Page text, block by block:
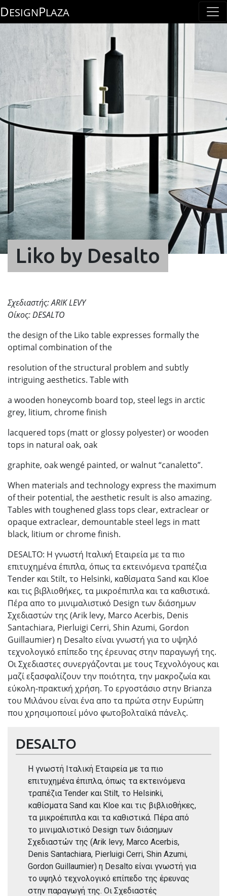
DESIGNPLAZA
Liko by Desalto
Σχεδιαστής: ARIK LEVY
Οίκος: DESALTO
the design of the Liko table expresses formally the
optimal combination of the
resolution of the structural problem and subtly
intriguing aesthetics. Table with
a wooden honeycomb board top, steel legs in arctic
grey, litium, chrome finish
lacquered tops (matt or glossy polyester) or wooden
tops in natural oak, oak
graphite, oak wengé painted, or walnut “canaletto”.
When materials and technology express the maximum
of their potential, the aesthetic result is also amazing.
Tables with toughened glass tops clear, extraclear or
opaque extraclear, demountable steel legs in matt
black, litium or chrome finish.
DESALTO: Η γνωστή Ιταλική Εταιρεία με τα πιο
επιτυχημένα έπιπλα, όπως τα εκτεινόμενα τραπέζια
Tender και Stilt, το Helsinki, καθίσματα Sand και Kloe
και τις βιβλιοθήκες, τα μικροέπιπλα και τα καθιστικά.
Πέρα απο το μινιμαλιστικό Design των διάσημων
Σχεδιαστών της (Arik levy, Marco Acerbis, Denis
Santachiara, Pierluigi Cerri, Shin Azumi, Gordon
Guillaumier) η Desalto είναι γνωστή για το υψηλό
τεχνολογικό επίπεδο της έρευνας στην παραγωγή της.
Οι Σχεδιαστες συνεργάζονται με τους Τεχνολόγους και
μαζί εξασφαλίζουν την ποιότητα, την μακροζωία και
εύκολη-πρακτική χρήση. Το εργοστάσιο στην Brianza
του Μιλάνου είναι ένα απο τα πρώτα στην Ευρώπη
που χρησιμοποιεί μόνο φωτοβολταϊκά πάνελς.
DESALTO
Η γνωστή Ιταλική Εταιρεία με τα πιο
επιτυχημένα έπιπλα, όπως τα εκτεινόμενα
τραπέζια Tender και Stilt, το Helsinki,
καθίσματα Sand και Kloe και τις βιβλιοθήκες,
τα μικροέπιπλα και τα καθιστικά. Πέρα από
το μινιμαλιστικό Design των διάσημων
Σχεδιαστών της (Arik levy, Marco Acerbis,
Denis Santachiara, Pierluigi Cerri, Shin Azumi,
Gordon Guillaumier) η Desalto είναι γνωστή για
το υψηλό τεχνολογικό επίπεδο της έρευνας
στην παραγωγή της. Οι Σχεδιαστές